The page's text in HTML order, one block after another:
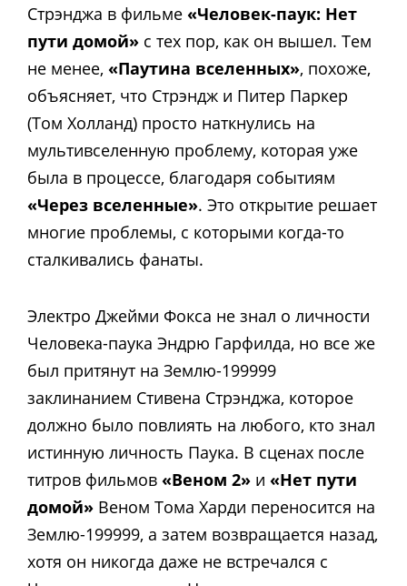
Стрэнджа в фильме «Человек-паук: Нет
пути домой» с тех пор, как он вышел. Тем
не менее, «Паутина вселенных», похоже,
объясняет, что Стрэндж и Питер Паркер
(Том Холланд) просто наткнулись на
мультивселенную проблему, которая уже
была в процессе, благодаря событиям
«Через вселенные». Это открытие решает
многие проблемы, с которыми когда-то
сталкивались фанаты.
Электро Джейми Фокса не знал о личности
Человека-паука Эндрю Гарфилда, но все же
был притянут на Землю-199999
заклинанием Стивена Стрэнджа, которое
должно было повлиять на любого, кто знал
истинную личность Паука. В сценах после
титров фильмов «Веном 2» и «Нет пути
домой» Веном Тома Харди переносится на
Землю-199999, а затем возвращается назад,
хотя он никогда даже не встречался с